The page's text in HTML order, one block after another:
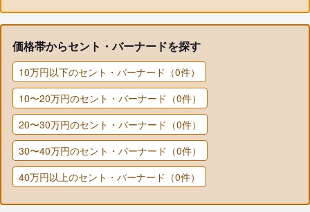
価格帯からセント・バーナードを探す
10万円以下のセント・バーナード（0件）
10〜20万円のセント・バーナード（0件）
20〜30万円のセント・バーナード（0件）
30〜40万円のセント・バーナード（0件）
40万円以上のセント・バーナード（0件）